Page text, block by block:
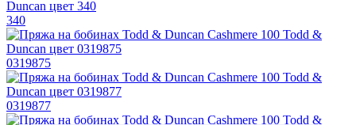
340
0319875
0319877